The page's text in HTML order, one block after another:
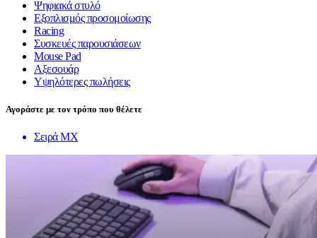
Ψηφιακά στυλό
Εξοπλισμός προσομοίωσης
Racing
Συσκευές παρουσιάσεων
Mouse Pad
Αξεσουάρ
Υψηλότερες πωλήσεις
Αγοράστε με τον τρόπο που θέλετε
Σειρά MX